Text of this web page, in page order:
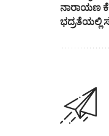
ನಾರಾಯಣ
ಭದ್ರತೆಯಲ್ಲಿ